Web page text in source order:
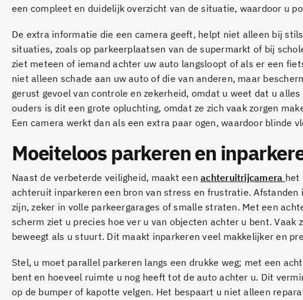
een compleet en duidelijk overzicht van de situatie, waardoor u
De extra informatie die een camera geeft, helpt niet alleen bij
situaties, zoals op parkeerplaatsen van de supermarkt of bij
ziet meteen of iemand achter uw auto langsloopt of als er een
niet alleen schade aan uw auto of die van anderen, maar
gerust gevoel van controle en zekerheid, omdat u weet dat u
ouders is dit een grote opluchting, omdat ze zich vaak zorgen
Een camera werkt dan als een extra paar ogen, waardoor blinde
Moeiteloos parkeren en
Naast de verbeterde veiligheid, maakt eenachteruitrijcamera het
achteruit inparkeren een bron van stress en frustratie.
zijn, zeker in volle parkeergarages of smalle straten. Met een
scherm ziet u precies hoe ver u van objecten achter u bent.
beweegt als u stuurt. Dit maakt inparkeren veel makkelijker en
Stel, u moet parallel parkeren langs een drukke weg; met een
bent en hoeveel ruimte u nog heeft tot de auto achter u. Dit
op de bumper of kapotte velgen. Het bespaart u niet alleen